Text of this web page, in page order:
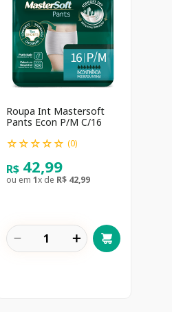
Roupa Int Mastersoft
Pants Econ P/M C/16
☆☆☆☆☆ (0)
R$ 42,99
ou em 1x de R$ 42,99
＋
－